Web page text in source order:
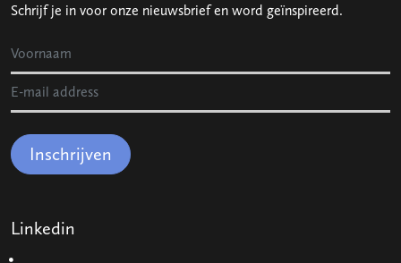
Schrijf je in voor onze nieuwsbrief en word geïnspireerd.
Inschrijven
Linkedin